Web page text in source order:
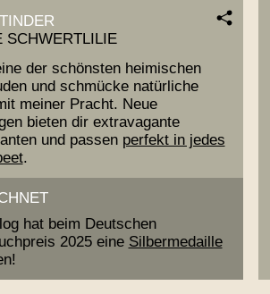
SCHWERTLILIE
der schönsten heimischen
und schmücke natürliche
meiner Pracht. Neue
bieten dir extravagante
und passen perfekt in jedes
.
hat beim Deutschen
2025 eine Silbermedaille
!